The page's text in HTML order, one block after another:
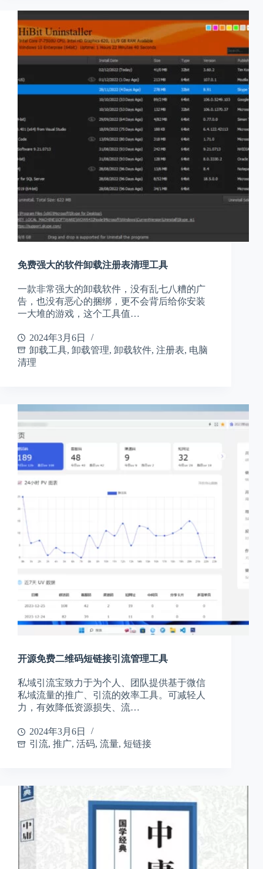
免费强大的软件卸载注册表清理工具
一款非常强大的卸载软件，没有乱七八糟的广
告，也没有恶心的捆绑，更不会背后给你安装
一大堆的游戏，这个工具值…
2024年3月6日
卸载工具, 卸载管理, 卸载软件, 注册表, 电脑
清理
开源免费二维码短链接引流管理工具
私域引流宝致力于为个人、团队提供基于微信
私域流量的推广、引流的效率工具。可减轻人
力，有效降低资源损失、流…
2024年3月6日
引流, 推广, 活码, 流量, 短链接